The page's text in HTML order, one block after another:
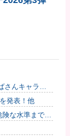
んキャラ」
発表！他
な水準まで減